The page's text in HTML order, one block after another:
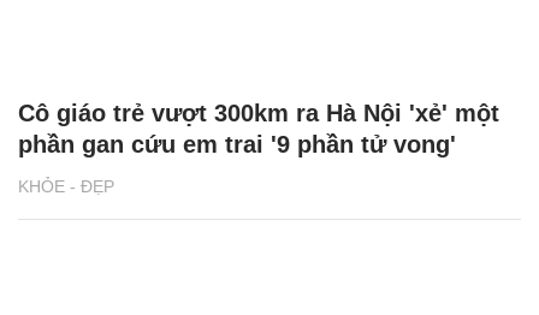
KHỎE - ĐẸP
Cô giáo trẻ vượt 300km ra Hà Nội 'xẻ' một
phần gan cứu em trai '9 phần tử vong'